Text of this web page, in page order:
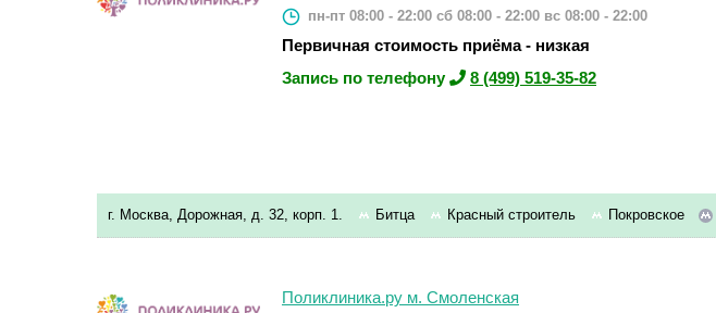
пн-пт 08:00 - 22:00 сб 08:00 - 22:00 вс 08:00 - 22:00
Первичная стоимость приёма - низкая
Запись по телефону
8 (499) 519-35-82
г. Москва, Дорожная, д. 32, корп. 1. Битца Красный строитель Покровское
Поликлиника.ру м. Смоленская